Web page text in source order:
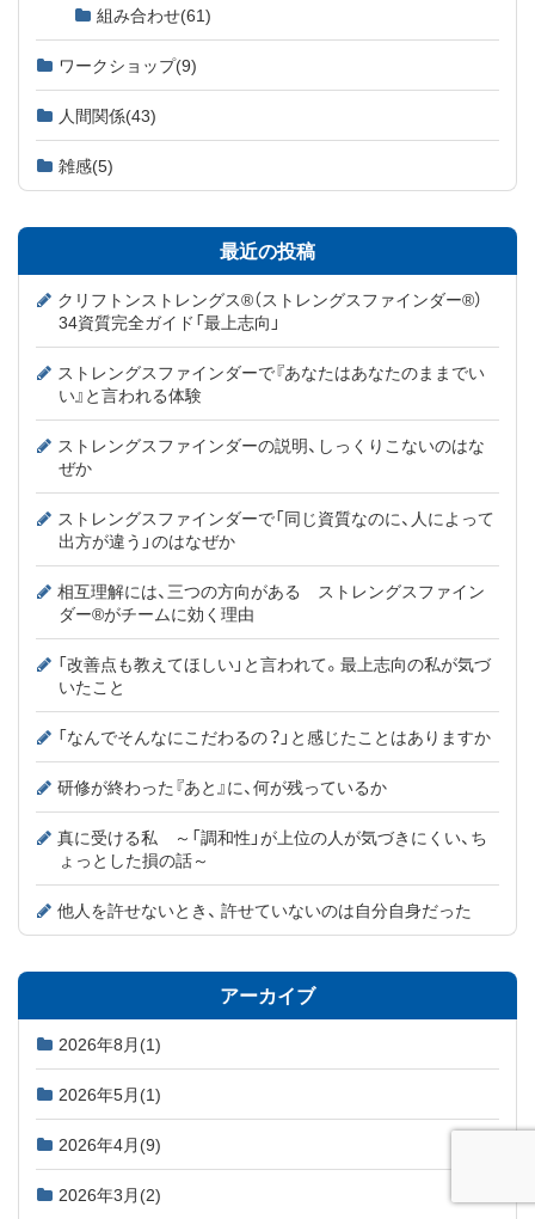
組み合わせ(61)
ワークショップ(9)
人間関係(43)
雑感(5)
最近の投稿
クリフトンストレングス®（ストレングスファインダー®）
34資質完全ガイド「最上志向」
ストレングスファインダーで『あなたはあなたのままでい
い』と言われる体験
ストレングスファインダーの説明、しっくりこないのはな
ぜか
ストレングスファインダーで「同じ資質なのに、人によって
出方が違う」のはなぜか
相互理解には、三つの方向がある ストレングスファイン
ダー®がチームに効く理由
「改善点も教えてほしい」と言われて。最上志向の私が気づ
いたこと
「なんでそんなにこだわるの？」と感じたことはありますか
研修が終わった『あと』に、何が残っているか
真に受ける私 ～「調和性」が上位の人が気づきにくい、ち
ょっとした損の話～
他人を許せないとき、 許せていないのは自分自身だった
アーカイブ
2026年8月 (1)
2026年5月 (1)
2026年4月 (9)
2026年3月 (2)